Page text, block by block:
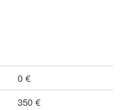
0 €
350 €